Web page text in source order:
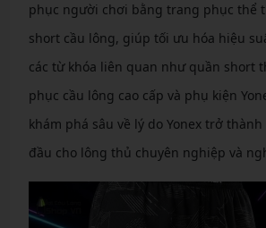
phục người chơi bằng trang phục thể
short cầu lông, giúp tối ưu hóa hiệu
các từ khóa liên quan như quần short
phục cầu lông cao cấp và phụ kiện
khám phá sâu về lý do Yonex trở
đầu cho lông thủ chuyên nghiệp và